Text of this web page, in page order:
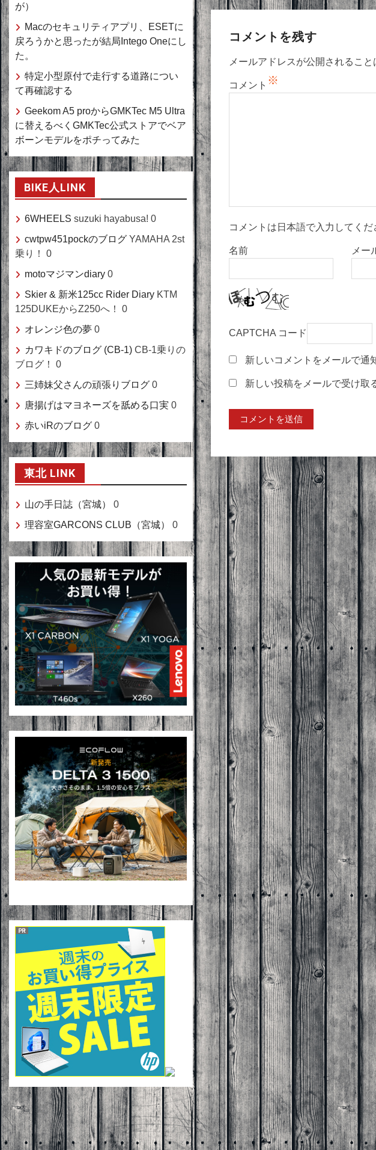
ナ
ビ
ゲ
ー
シ
ョ
ン
コメントを残す
メールアドレスが公開されること
コメント ※
コメントは日本語で入力してく
名前 メー
CAPTCHA コード
新しいコメントをメールで通
新しい投稿をメールで受け取
が）
Macのセキュリティアプリ、ESETに
戻ろうかと思ったが結局Intego Oneにし
た。
特定小型原付で走行する道路につい
て再確認する
Geekom A5 proからGMKTec M5 Ultra
に替えるべくGMKTec公式ストアでベア
ボーンモデルをポチってみた
BIKE人LINK
6WHEELS suzuki hayabusa! 0
cwtpw451pockのブログ YAMAHA 2st
乗り！ 0
motoマジマンdiary 0
Skier & 新米125cc Rider Diary KTM
125DUKEからZ250へ！ 0
オレンジ色の夢 0
カワキドのブログ (CB-1) CB-1乗りの
ブログ！ 0
三姉妹父さんの頑張りブログ 0
唐揚げはマヨネーズを舐める口実 0
赤いiRのブログ 0
東北 LINK
山の手日誌（宮城）
0
理容室GARCONS CLUB（宮城）
0